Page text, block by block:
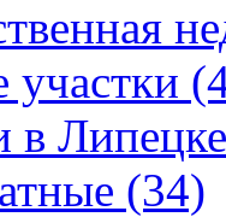
участки
в Липецке
(34)